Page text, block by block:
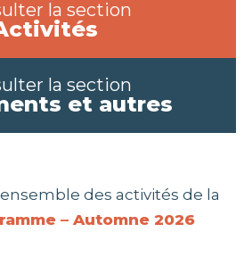
la section
la section
et autres
des activités de la
– Automne 2026